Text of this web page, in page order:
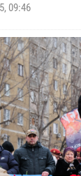
09:46